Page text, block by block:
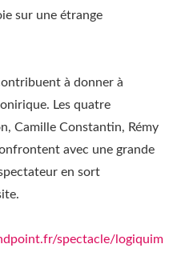
sur une étrange
à donner à
Les quatre
Camille Constantin, Rémy
avec une grande
en sort
spectacle/logiquim